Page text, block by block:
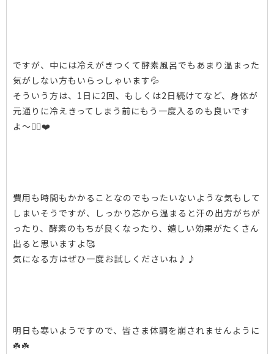
ですが、中には冷えがきつくて酵素風呂でもあまり温まった
気がしない方もいらっしゃいます💦
そういう方は、1日に2回、もしくは2日続けてなど、身体が
元通りに冷えきってしまう前にもう一度入るのも良いです
よ〜🙆‍♀️❤️
費用も時間もかかることなのでもったいないような気もして
しまいそうですが、しっかり芯から温まると汗の出方がちが
ったり、酵素のもちが良くなったり、嬉しい効果がたくさん
出ると思いますよ🥰
気になる方はぜひ一度お試しくださいね♪♪
明日も寒いようですので、皆さま体調を崩されませんように
☘️☘️